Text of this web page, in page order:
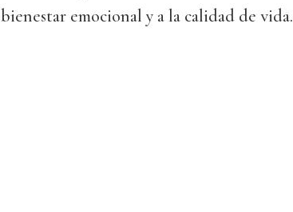
bienestar emocional y a la calidad de vida.